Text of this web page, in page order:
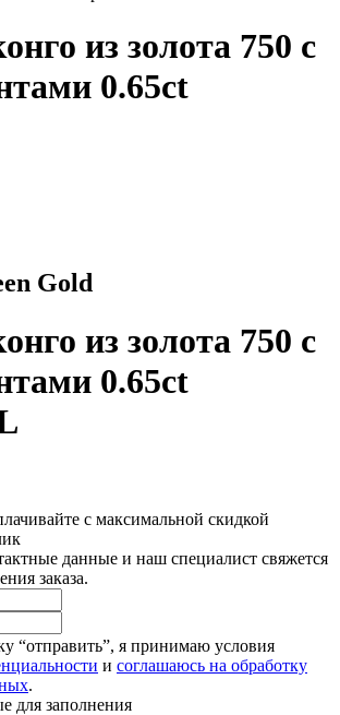
из золота 750 с
0.65ct
Gold
из золота 750 с
0.65ct
с максимальной скидкой
данные и наш специалист свяжется
заказа.
“отправить”, я принимаю условия
и соглашаюсь на обработку
.
для заполнения